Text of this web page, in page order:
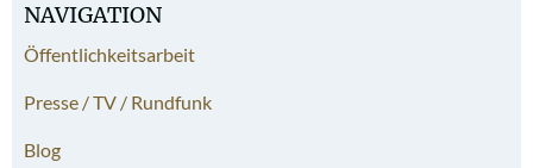
NAVIGATION
Öffentlichkeitsarbeit
Presse / TV / Rundfunk
Blog